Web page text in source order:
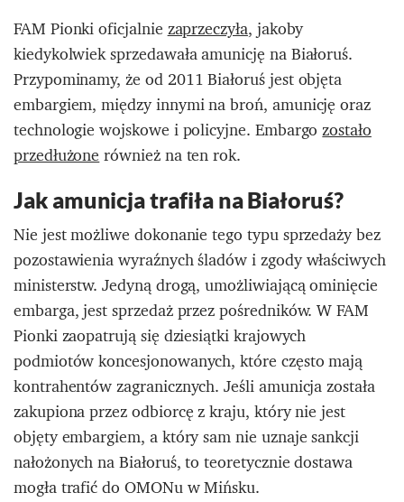
FAM Pionki oficjalniezaprzeczyła, jakoby
kiedykolwiek sprzedawała amunicję na Białoruś.
Przypominamy, że od 2011 Białoruś jest objęta
embargiem, między innymi na broń, amunicję oraz
technologie wojskowe i policyjne. Embargozostało
przedłużonerównież na ten rok.
Jak amunicja trafiła na Białoruś?
Nie jest możliwe dokonanie tego typu sprzedaży bez
pozostawienia wyraźnych śladów i zgody właściwych
ministerstw. Jedyną drogą, umożliwiającą ominięcie
embarga, jest sprzedaż przez pośredników. W FAM
Pionki zaopatrują się dziesiątki krajowych
podmiotów koncesjonowanych, które często mają
kontrahentów zagranicznych. Jeśli amunicja została
zakupiona przez odbiorcę z kraju, który nie jest
objęty embargiem, a który sam nie uznaje sankcji
nałożonych na Białoruś, to teoretycznie dostawa
mogła trafić do OMONu w Mińsku.